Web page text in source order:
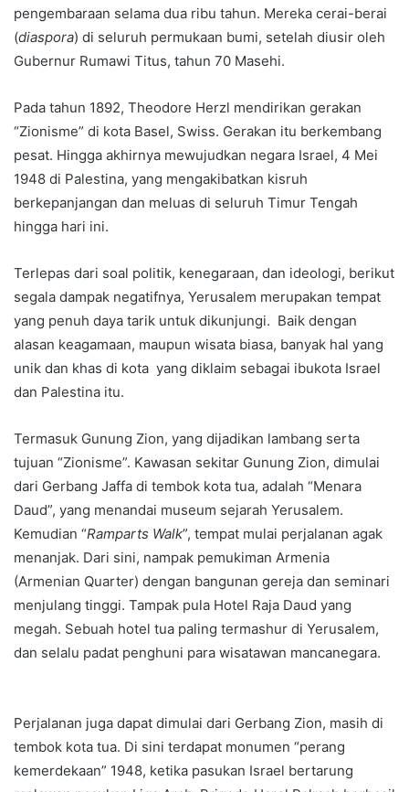
pengembaraan selama dua ribu tahun. Mereka cerai-berai
(diaspora) di seluruh permukaan bumi, setelah diusir oleh
Gubernur Rumawi Titus, tahun 70 Masehi.
Pada tahun 1892, Theodore Herzl mendirikan gerakan
“Zionisme” di kota Basel, Swiss. Gerakan itu berkembang
pesat. Hingga akhirnya mewujudkan negara Israel, 4 Mei
1948 di Palestina, yang mengakibatkan kisruh
berkepanjangan dan meluas di seluruh Timur Tengah
hingga hari ini.
Terlepas dari soal politik, kenegaraan, dan ideologi, berikut
segala dampak negatifnya, Yerusalem merupakan tempat
yang penuh daya tarik untuk dikunjungi. Baik dengan
alasan keagamaan, maupun wisata biasa, banyak hal yang
unik dan khas di kota yang diklaim sebagai ibukota Israel
dan Palestina itu.
Termasuk Gunung Zion, yang dijadikan lambang serta
tujuan “Zionisme”. Kawasan sekitar Gunung Zion, dimulai
dari Gerbang Jaffa di tembok kota tua, adalah “Menara
Daud”, yang menandai museum sejarah Yerusalem.
Kemudian “Ramparts Walk”, tempat mulai perjalanan agak
menanjak. Dari sini, nampak pemukiman Armenia
(Armenian Quarter) dengan bangunan gereja dan seminari
menjulang tinggi. Tampak pula Hotel Raja Daud yang
megah. Sebuah hotel tua paling termashur di Yerusalem,
dan selalu padat penghuni para wisatawan mancanegara.
Perjalanan juga dapat dimulai dari Gerbang Zion, masih di
tembok kota tua. Di sini terdapat monumen “perang
kemerdekaan” 1948, ketika pasukan Israel bertarung